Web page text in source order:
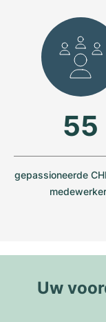
55
gepassioneerde
Uw